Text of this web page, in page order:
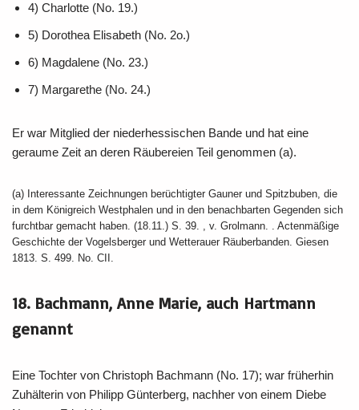
4) Charlotte (No. 19.)
5) Dorothea Elisabeth (No. 2o.)
6) Magdalene (No. 23.)
7) Margarethe (No. 24.)
Er war Mitglied der niederhessischen Bande und hat eine
geraume Zeit an deren Räubereien Teil genommen (a).
(a) Interessante Zeichnungen berüchtigter Gauner und Spitzbuben, die
in dem Königreich Westphalen und in den benachbarten Gegenden sich
furchtbar gemacht haben. (18.11.) S. 39. , v. Grolmann. . Actenmäßige
Geschichte der Vogelsberger und Wetterauer Räuberbanden. Giesen
1813. S. 499. No. CII.
18. Bachmann, Anne Marie, auch Hartmann
genannt
Eine Tochter von Christoph Bachmann (No. 17); war früherhin
Zuhälterin von Philipp Günterberg, nachher von einem Diebe